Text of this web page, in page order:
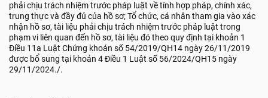
phải chịu trách nhiệm trước pháp luật về tính hợp pháp, chính xác,
trung thực và đầy đủ của hồ sơ; Tổ chức, cá nhân tham gia vào xác
nhận hồ sơ, tài liệu phải chịu trách nhiệm trước pháp luật trong
phạm vi liên quan đến hồ sơ, tài liệu đó theo quy định tại khoản 1
Điều 11a Luật Chứng khoán số 54/2019/QH14 ngày 26/11/2019
được bổ sung tại khoản 4 Điều 1 Luật số 56/2024/QH15 ngày
29/11/2024./.